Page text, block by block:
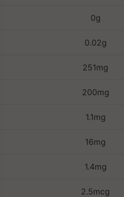
0g
0.02g
251mg
200mg
1.1mg
16mg
1.4mg
2.5mcg